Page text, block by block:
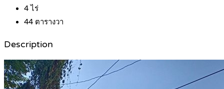
4ไร่
44 ตารางวา
Description